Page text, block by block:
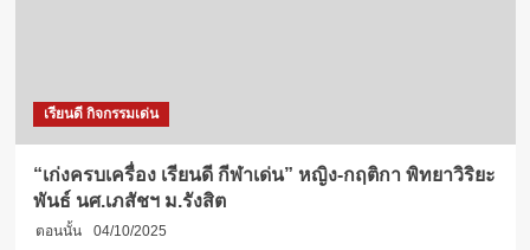
เรียนดี กิจกรรมเด่น
“เก่งครบเครื่อง เรียนดี กีฬาเด่น” หญิง-กฤติกา พิทยาวิริยะ
พันธ์ นศ.เภสัชฯ ม.รังสิต
ตอนนั้น 04/10/2025